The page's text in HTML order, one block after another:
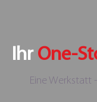
Ihr One-
Eine Werkstatt